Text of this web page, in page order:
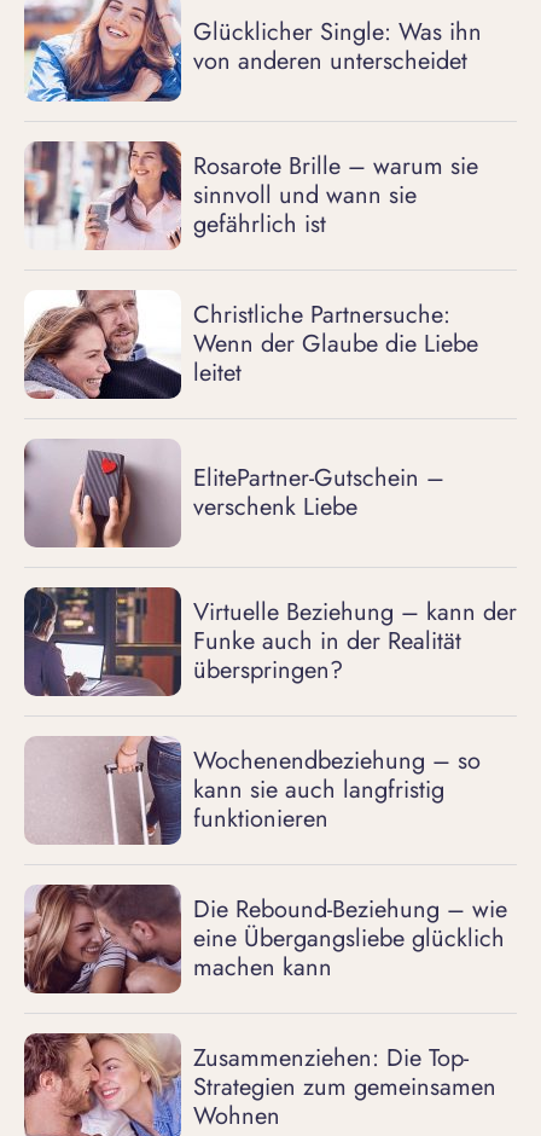
Glücklicher Single: Was ihn
von anderen unterscheidet
Rosarote Brille – warum sie
sinnvoll und wann sie
gefährlich ist
Christliche Partnersuche:
Wenn der Glaube die Liebe
leitet
ElitePartner-Gutschein –
verschenk Liebe
Virtuelle Beziehung – kann der
Funke auch in der Realität
überspringen?
Wochenendbeziehung – so
kann sie auch langfristig
funktionieren
Die Rebound-Beziehung – wie
eine Übergangsliebe glücklich
machen kann
Zusammenziehen: Die Top-
Strategien zum gemeinsamen
Wohnen